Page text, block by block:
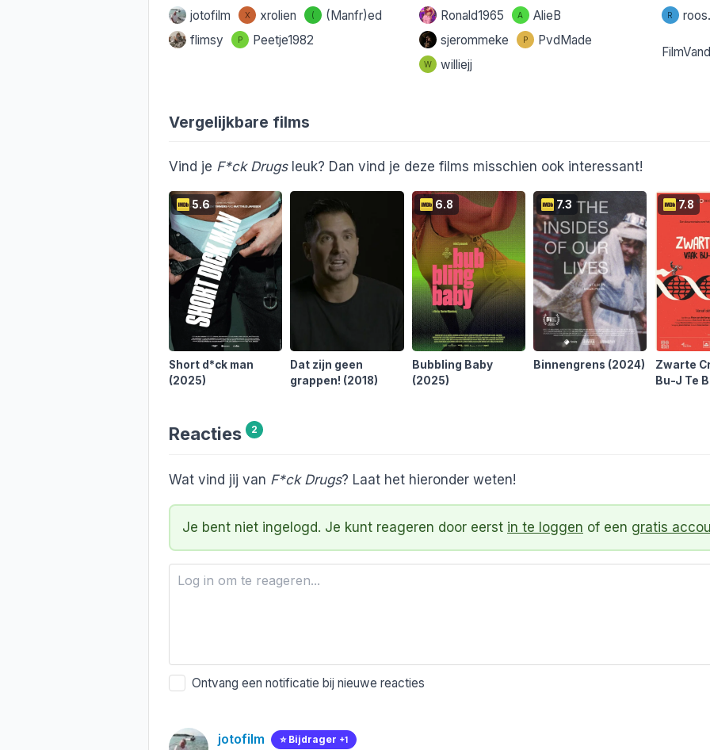
jotofilm
X xrolien (
(Manfr)ed
flimsy
P Peetje1982
Ronald1965
A
AlieB
sjerommeke
P PvdMade
W williejj
R
Vergelijkbare films
Vind je F*ck Drugsleuk? Dan vind je deze films misschien ook interessant!
5.6
Short d*ck man
(2025)
Dat zijn geen
grappen! (2018)
6.8
Bubbling Baby
(2025)
7.3
Binnengrens (2024)
7.8
Zwarte
Bu-J Te
Reacties 2
Wat vind jij van F*ck Drugs? Laat het hieronder weten!
Je bent niet ingelogd. Je kunt reageren door eerst in te loggen of een gratis
Ontvang een notificatie bij nieuwe reacties
jotofilm ⭐️ Bijdrager +1